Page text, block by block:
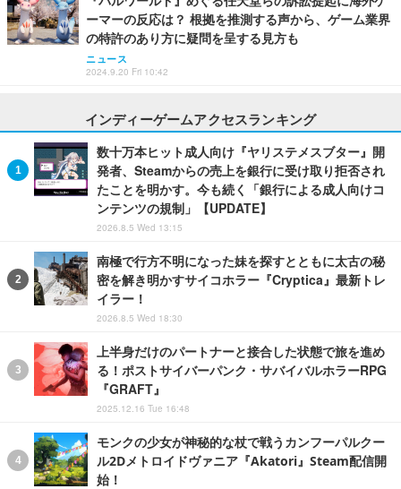
ーマーの反応は？ 根拠を推測する声から、ゲーム業界
の特許のあり方に疑問を呈する見方も
ニュース
2024.9.20 Fri 10:42
インディーゲームアクセスランキング
数十万本ヒット成人向け『ヤリステメスブター』開
発者、Steamからの売上を銀行に受け取り拒否され
たことを明かす。今も続く「銀行による成人向けコ
ンテンツの規制」【UPDATE】
2026.8.5 Wed 13:15
南極で行方不明になった妹を探すとともに太古の秘
密を解き明かすサイコホラー『Cryptica』最新トレ
イラー！
2026.8.5 Wed 18:30
上半身だけのパートナーと接合した状態で旅を進め
る！ポストサイバーパンク・サバイバルホラーRPG
『GRAFT』
2025.12.16 Tue 16:48
モンクの少女が神秘的な杖で戦うカンフーパルクー
ル2Dメトロイドヴァニア『Akatori』Steam配信開
始！